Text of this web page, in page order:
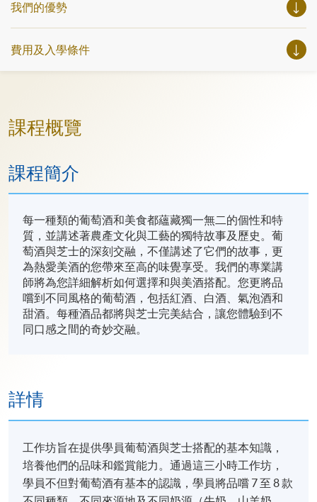
我們的優勢
費用及入學條件
課程概覽
課程簡介
每一種類的葡萄酒和美食都蘊藏獨一無二的個性和特
質，並講述著農產文化與工藝的獨特故事及歷史。葡
萄酒與芝士的深刻交融，不僅講述了它們的故事，更
為熱愛美酒的您帶來至高的味覺享受。我們的專業講
師將為您詳細解析如何選擇和與美酒搭配。您更將品
嚐到不同風格的葡萄酒，包括紅酒、白酒、氣泡酒和
甜酒。每種酒品都將與芝士完美結合，讓您體驗到不
同口感之間的奇妙交融。
詳情
工作坊旨在提供學員葡萄酒與芝士搭配的基本知識，
培養他們的品味和鑑賞能力。通過這三小時工作坊，
學員不但對葡萄酒有基本的認識，學員將品嚐 7 至 8 款